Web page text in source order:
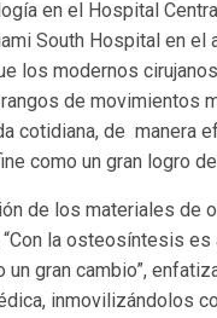
en el Hospital
South Hospital en
los modernos
de movimientos
cotidiana, de manera
como un gran logro
de los materiales
la osteosíntesis
gran cambio”,
inmovilizándolos